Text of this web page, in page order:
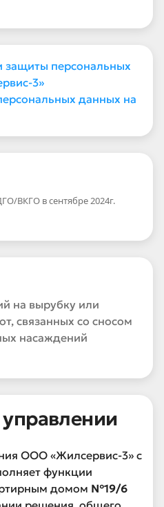
защиты персональных
3»
данных на
ВКГО в сентябре 2024г.
на вырубку или
связанных со сносом
насаждений
ООО «Жилсервис-3» с
функции
домом №19/6